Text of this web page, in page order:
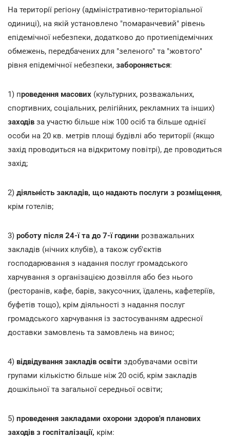
На території регіону (адміністративно-територіальної
одиниці), на якій установлено "помаранчевий" рівень
епідемічної небезпеки, додатково до протиепідемічних
обмежень, передбачених для "зеленого" та "жовтого"
рівня епідемічної небезпеки, забороняється:
1) проведення масових (культурних, розважальних,
спортивних, соціальних, релігійних, рекламних та інших)
заходів за участю більше ніж 100 осіб та більше однієї
особи на 20 кв. метрів площі будівлі або території (якщо
захід проводиться на відкритому повітрі), де проводиться
захід;
2) діяльність закладів, що надають послуги з розміщення,
крім готелів;
3) роботу після 24-ї та до 7-ї години розважальних
закладів (нічних клубів), а також суб'єктів
господарювання з надання послуг громадського
харчування з організацією дозвілля або без нього
(ресторанів, кафе, барів, закусочних, їдалень, кафетеріїв,
буфетів тощо), крім діяльності з надання послуг
громадського харчування із застосуванням адресної
доставки замовлень та замовлень на винос;
4) відвідування закладів освіти здобувачами освіти
групами кількістю більше ніж 20 осіб, крім закладів
дошкільної та загальної середньої освіти;
5) проведення закладами охорони здоров'я планових
заходів з госпіталізації, крім: